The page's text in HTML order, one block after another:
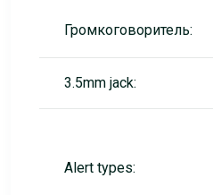
Громкоговоритель:
3.5mm jack:
Alert types: